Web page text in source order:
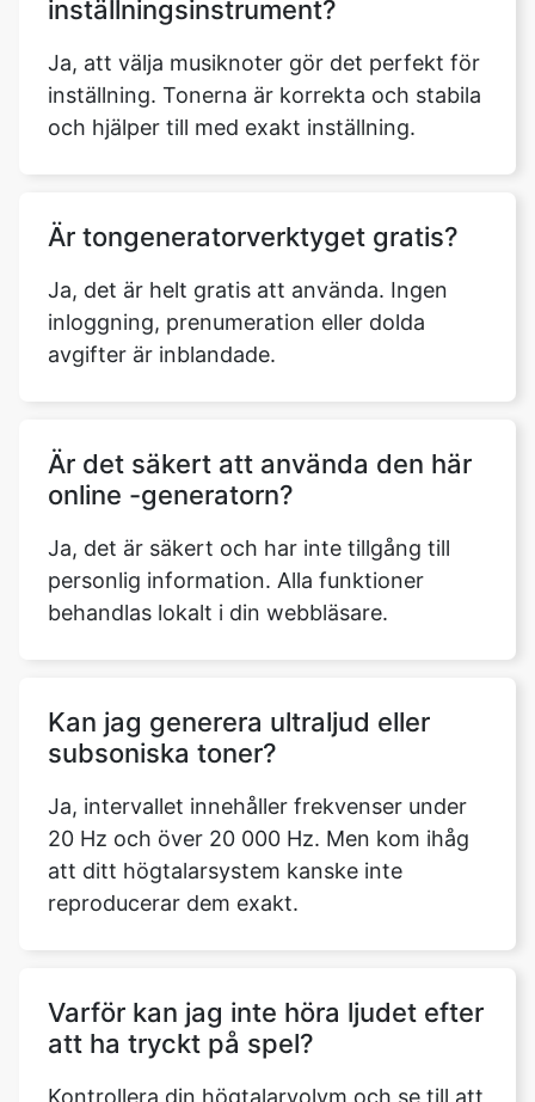
inställningsinstrument?
Ja, att välja musiknoter gör det perfekt för
inställning. Tonerna är korrekta och stabila
och hjälper till med exakt inställning.
Är tongeneratorverktyget gratis?
Ja, det är helt gratis att använda. Ingen
inloggning, prenumeration eller dolda
avgifter är inblandade.
Är det säkert att använda den här
online -generatorn?
Ja, det är säkert och har inte tillgång till
personlig information. Alla funktioner
behandlas lokalt i din webbläsare.
Kan jag generera ultraljud eller
subsoniska toner?
Ja, intervallet innehåller frekvenser under
20 Hz och över 20 000 Hz. Men kom ihåg
att ditt högtalarsystem kanske inte
reproducerar dem exakt.
Varför kan jag inte höra ljudet efter
att ha tryckt på spel?
Kontrollera din högtalarvolym och se till att